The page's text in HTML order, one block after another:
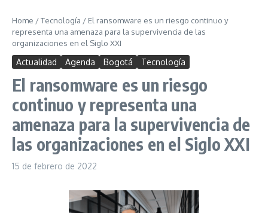
Home /Tecnología / El ransomware es un riesgo continuo y
representa una amenaza para la supervivencia de las
organizaciones en el Siglo XXI
Actualidad Agenda Bogotá Tecnología
El ransomware es un riesgo
continuo y representa una
amenaza para la supervivencia de
las organizaciones en el Siglo XXI
15 de febrero de 2022